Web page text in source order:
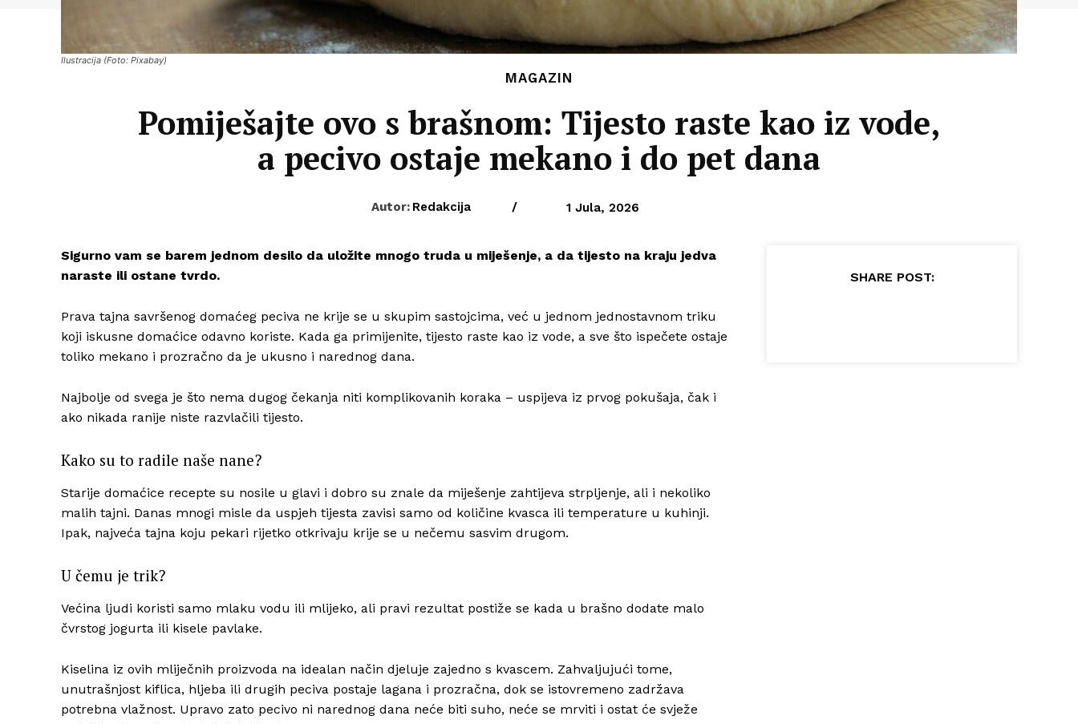
Ilustracija (Foto: Pixabay)
MAGAZIN
Pomiješajte ovo s brašnom: Tijesto raste kao iz vode,
a pecivo ostaje mekano i do pet dana
Autor: Redakcija / 1 Jula, 2026
Sigurno vam se barem jednom desilo da uložite mnogo truda u miješenje, a da tijesto na kraju jedva
naraste ili ostane tvrdo.
Prava tajna savršenog domaćeg peciva ne krije se u skupim sastojcima, već u jednom jednostavnom triku
koji iskusne domaćice odavno koriste. Kada ga primijenite, tijesto raste kao iz vode, a sve što ispečete ostaje
toliko mekano i prozračno da je ukusno i narednog dana.
Najbolje od svega je što nema dugog čekanja niti komplikovanih koraka – uspijeva iz prvog pokušaja, čak i
ako nikada ranije niste razvlačili tijesto.
Kako su to radile naše nane?
Starije domaćice recepte su nosile u glavi i dobro su znale da miješenje zahtijeva strpljenje, ali i nekoliko
malih tajni. Danas mnogi misle da uspjeh tijesta zavisi samo od količine kvasca ili temperature u kuhinji.
Ipak, najveća tajna koju pekari rijetko otkrivaju krije se u nečemu sasvim drugom.
U čemu je trik?
Većina ljudi koristi samo mlaku vodu ili mlijeko, ali pravi rezultat postiže se kada u brašno dodate malo
čvrstog jogurta ili kisele pavlake.
Kiselina iz ovih mliječnih proizvoda na idealan način djeluje zajedno s kvascem. Zahvaljujući tome,
unutrašnjost kiflica, hljeba ili drugih peciva postaje lagana i prozračna, dok se istovremeno zadržava
potrebna vlažnost. Upravo zato pecivo ni narednog dana neće biti suho, neće se mrviti i ostat će svježe
SHARE POST: